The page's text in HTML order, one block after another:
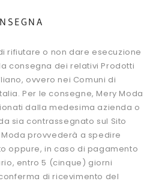
rifiutare o non dare esecuzione
consegna dei relativi Prodotti
ovvero nei Comuni di
Per le consegne, Mery Moda
dalla medesima azienda o
sia contrassegnato sul Sito
provvederà a spedire
oppure, in caso di pagamento
entro 5 (cinque) giorni
di ricevimento del